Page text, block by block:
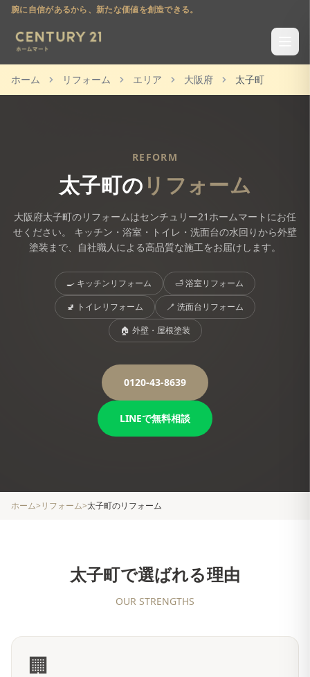
腕に自信があるから、新たな価値を創造できる。
ホーム リフォーム エリア 大阪府 太子町
REFORM
太子町の リフォーム
大阪府太子町のリフォームはセンチュリー21ホームマートにお任
せください。 キッチン・浴室・トイレ・洗面台の水回りから外壁
塗装まで、自社職人による高品質な施工をお届けします。
🍳 キッチンリフォーム 🛁浴室リフォーム
🚽 トイレリフォーム 🪥 洗面台リフォーム
🏠 外壁・屋根塗装
0120-43-8639
LINEで無料相談
ホーム> リフォーム>太子町のリフォーム
太子町で選ばれる理由
OUR STRENGTHS
🏢